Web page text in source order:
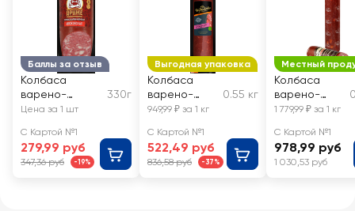
Баллы за отзыв
Колбаса
варено-
копченая
Московская
ГОСТ
330г
Цена за 1 шт
С Картой №1
279,99 руб
347,36 руб -19%
Выгодная упаковка
Колбаса
варено-
копченая
ПРЕМИУМ
Московская
ГОСТ,
0.55 кг
949,99 ₽ за 1 кг
С Картой №1
522,49 руб
836,58 руб -37%
Местный
Колбаса
варено-
копченая
КОЛБАСЫ
Московская,
весовая
1 779,99 ₽ за 1 кг
С Картой №1
978,99 руб
1 030,53 руб